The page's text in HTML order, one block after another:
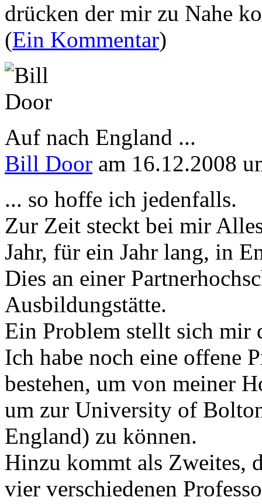
drücken der mir zu Nahe
(Ein Kommentar)
Auf nach England ...
Bill Door am 16.12.2008
... so hoffe ich jedenfalls.
Zur Zeit steckt bei mir
Jahr, für ein Jahr lang, in
Dies an einer
Ausbildungstätte.
Ein Problem stellt sich mir
Ich habe noch eine offene
bestehen, um von meiner
um zur University of
England) zu können.
Hinzu kommt als Zweites,
vier verschiedenen